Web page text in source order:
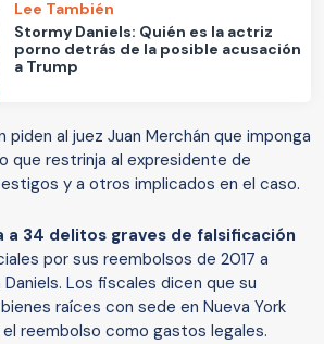
Lee También
Stormy Daniels: Quién es la actriz
porno detrás de la posible acusación
a Trump
al juez Juan Merchán que imponga
que restrinja al expresidente de
y a otros implicados en el caso.
a 34 delitos graves de falsificación
por sus reembolsos de 2017 a
Los fiscales dicen que su
raíces con sede en Nueva York
reembolso como gastos legales.